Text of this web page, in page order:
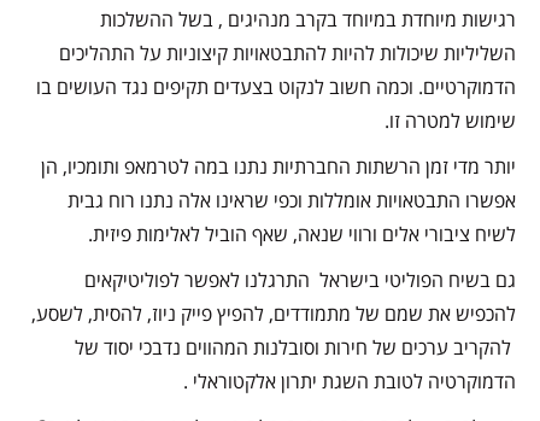
רגישות מיוחדת במיוחד בקרב מנהיגים , בשל ההשלכות
השליליות שיכולות להיות להתבטאויות קיצוניות על התהליכים
הדמוקרטיים. וכמה חשוב לנקוט בצעדים תקיפים נגד העושים בו
שימוש למטרה זו.
יותר מדי זמן הרשתות החברתיות נתנו במה לטרמאפ ותומכיו, הן
אפשרו התבטאויות אומללות וכפי שראינו אלה נתנו רוח גבית
לשיח ציבורי אלים ורווי שנאה, שאף הוביל לאלימות פיזית.
גם בשיח הפוליטי בישראל התרגלנו לאפשר לפוליטיקאים
להכפיש את שמם של מתמודדים, להפיץ פייק ניוז, להסית, לשסע,
להקריב ערכים של חירות וסובלנות המהווים נדבכי יסוד של
הדמוקרטיה לטובת השגת יתרון אלקטוראלי .